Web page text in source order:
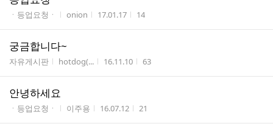
게시판명
ㆍ등업요청ㆍ 작성자
onion 작성시간
17.01.17 조회수
14
궁금합니다~
게시판명
자유게시판 작성자
hotdog(... 작성시간
16.11.10 조회수
63
안녕하세요
게시판명
ㆍ등업요청ㆍ 작성자
이주용 작성시간
16.07.12 조회수
21